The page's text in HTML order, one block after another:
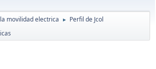
movilidad electrica ► Perfil de Jcol